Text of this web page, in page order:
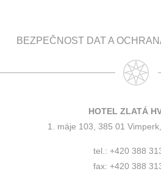
BEZPEČNOST DAT A
HOTEL ZLATÁ
1. máje 103, 385 01
tel.: +420 388
fax: +420 388